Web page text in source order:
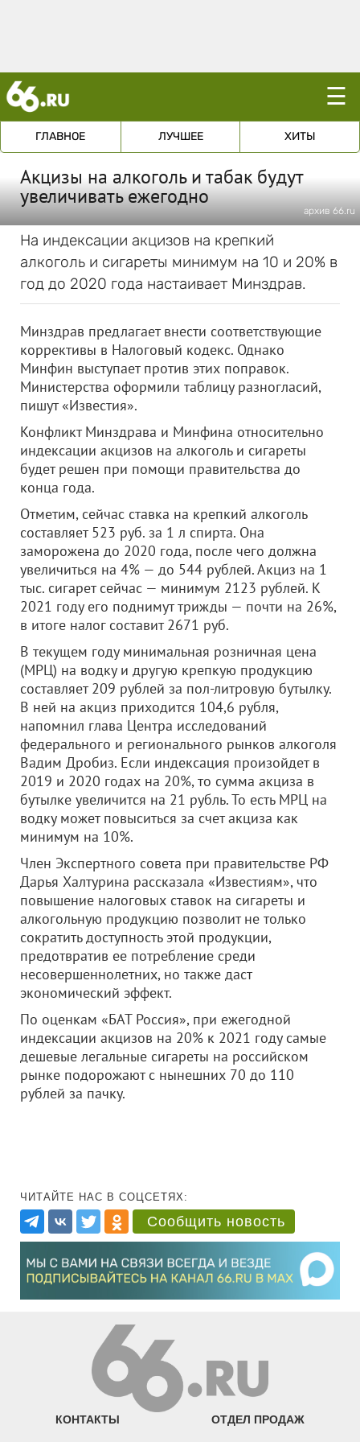
☰
ГЛАВНОЕ ЛУЧШЕЕ ХИТЫ
Акцизы на алкоголь и табак будут
увеличивать ежегодно
архив 66.ru
На индексации акцизов на крепкий
алкоголь и сигареты минимум на 10 и 20% в
год до 2020 года настаивает Минздрав.
Минздрав предлагает внести соответствующие
коррективы в Налоговый кодекс. Однако
Минфин выступает против этих поправок.
Министерства оформили таблицу разногласий,
пишут «Известия».
Конфликт Минздрава и Минфина относительно
индексации акцизов на алкоголь и сигареты
будет решен при помощи правительства до
конца года.
Отметим, сейчас ставка на крепкий алкоголь
составляет 523 руб. за 1 л спирта. Она
заморожена до 2020 года, после чего должна
увеличиться на 4% — до 544 рублей. Акциз на 1
тыс. сигарет сейчас — минимум 2123 рублей. К
2021 году его поднимут трижды — почти на 26%,
в итоге налог составит 2671 руб.
В текущем году минимальная розничная цена
(МРЦ) на водку и другую крепкую продукцию
составляет 209 рублей за пол-литровую бутылку.
В ней на акциз приходится 104,6 рубля,
напомнил глава Центра исследований
федерального и регионального рынков алкоголя
Вадим Дробиз. Если индексация произойдет в
2019 и 2020 годах на 20%, то сумма акциза в
бутылке увеличится на 21 рубль. То есть МРЦ на
водку может повыситься за счет акциза как
минимум на 10%.
Член Экспертного совета при правительстве РФ
Дарья Халтурина рассказала «Известиям», что
повышение налоговых ставок на сигареты и
алкогольную продукцию позволит не только
сократить доступность этой продукции,
предотвратив ее потребление среди
несовершеннолетних, но также даст
экономический эффект.
По оценкам «БАТ Россия», при ежегодной
индексации акцизов на 20% к 2021 году самые
дешевые легальные сигареты на российском
рынке подорожают с нынешних 70 до 110
рублей за пачку.
ЧИТАЙТЕ НАС В СОЦСЕТЯХ:
Сообщить новость
КОНТАКТЫ ОТДЕЛ ПРОДАЖ